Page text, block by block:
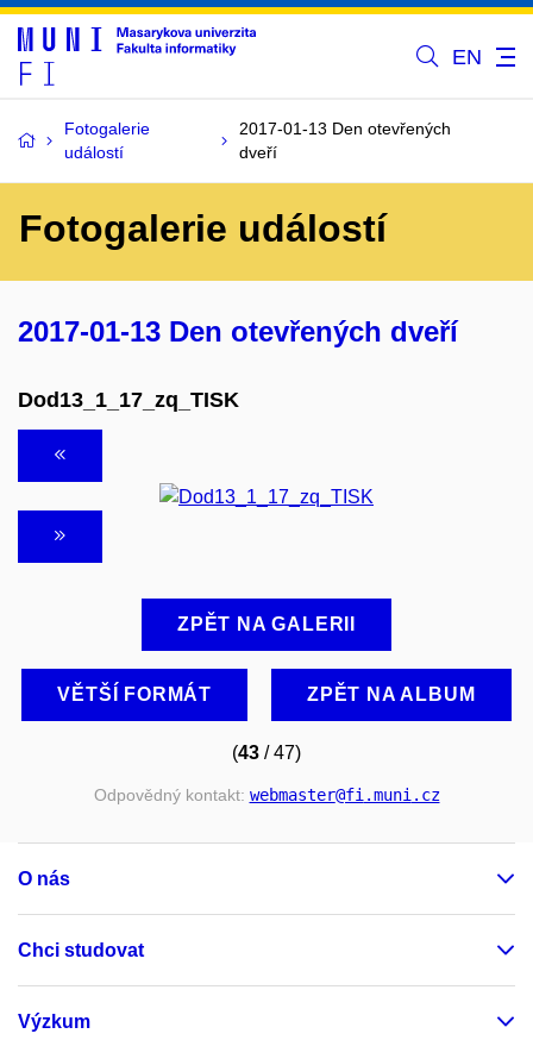
EN
Fotogalerie
událostí
2017-01-13 Den otevřených
dveří
Fotogalerie událostí
2017-01-13 Den otevřených dveří
Dod13_1_17_zq_TISK
ZPĚT NA GALERII
VĚTŠÍ FORMÁT ZPĚT NA ALBUM
(43 / 47)
Odpovědný kontakt: webmaster@fi.muni.cz
O nás
Chci studovat
Výzkum